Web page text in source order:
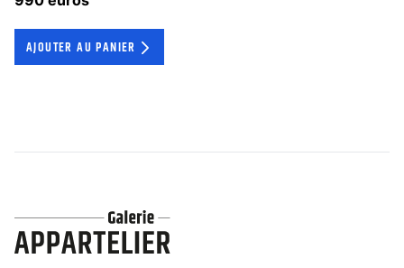
AJOUTER AU PANIER